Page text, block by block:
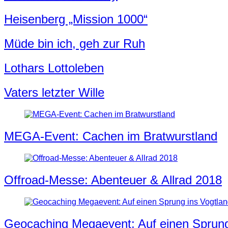
Heisenberg „Mission 1000“
Müde bin ich, geh zur Ruh
Lothars Lottoleben
Vaters letzter Wille
MEGA-Event: Cachen im Bratwurstland
Offroad-Messe: Abenteuer & Allrad 2018
Geocaching Megaevent: Auf einen